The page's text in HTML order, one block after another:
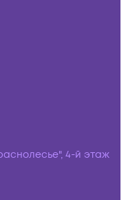
4-й этаж